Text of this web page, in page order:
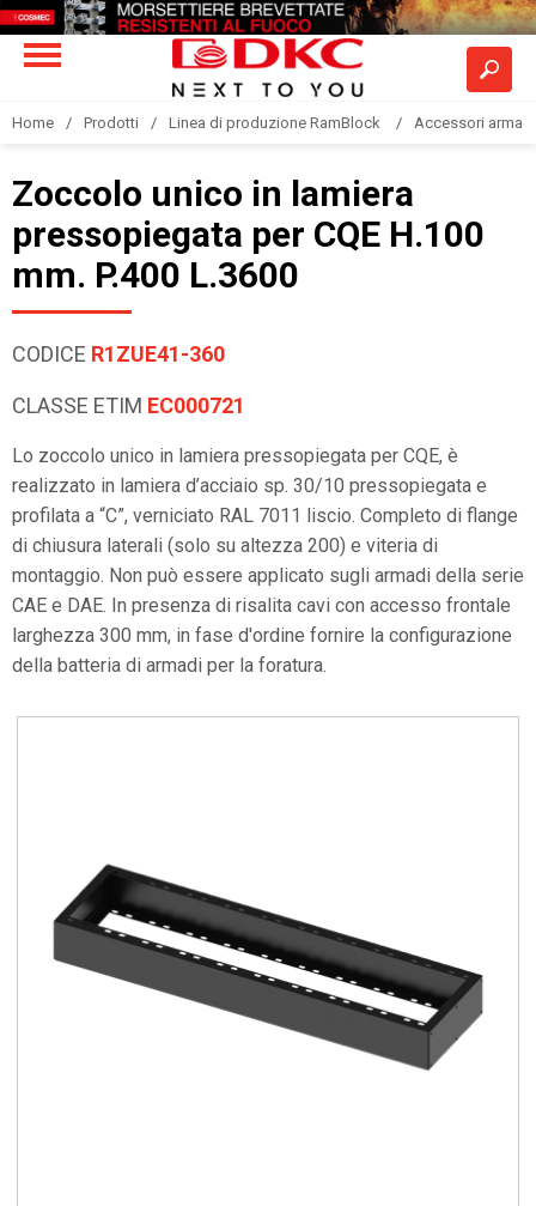
Home Prodotti Linea di produzione RamBlock Accessori armadi
Zoccolo unico in lamiera
pressopiegata per CQE H.100
mm. P.400 L.3600
CODICE R1ZUE41-360
CLASSE ETIM EC000721
Lo zoccolo unico in lamiera pressopiegata per CQE, è
realizzato in lamiera d’acciaio sp. 30/10 pressopiegata e
profilata a “C”, verniciato RAL 7011 liscio. Completo di flange
di chiusura laterali (solo su altezza 200) e viteria di
montaggio. Non può essere applicato sugli armadi della serie
CAE e DAE. In presenza di risalita cavi con accesso frontale
larghezza 300 mm, in fase d'ordine fornire la configurazione
della batteria di armadi per la foratura.